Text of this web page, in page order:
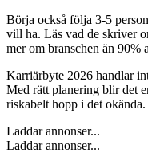
Börja också följa 3-5
vill ha. Läs vad de skriver
mer om branschen än 90%
Karriärbyte 2026 handlar
Med rätt planering blir det
riskabelt hopp i det okända.
Laddar annonser...
Laddar annonser...